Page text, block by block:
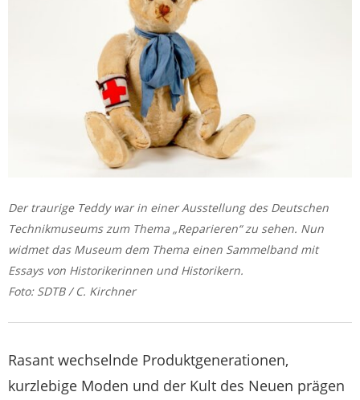
Der traurige Teddy war in einer Ausstellung des Deutschen
Technikmuseums zum Thema „Reparieren“ zu sehen. Nun
widmet das Museum dem Thema einen Sammelband mit
Essays von Historikerinnen und Historikern.
Foto: SDTB / C. Kirchner
Rasant wechselnde Produktgenerationen,
kurzlebige Moden und der Kult des Neuen prägen